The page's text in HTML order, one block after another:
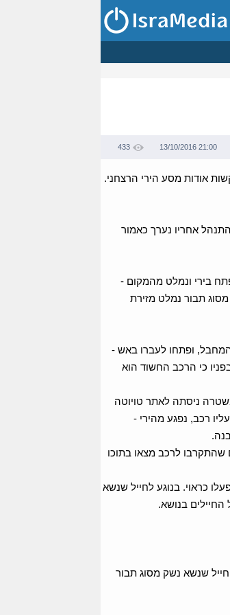
13/10/2016 21:00
433
אודות מסע הירי הרצחני.
אחריו נערך כאמור
בירי ונמלט מהמקום -
תבור נמלט מזירת
ופתחו לעברו באש -
כי הרכב החשוד הוא
ניסתה לאתר טויוטה
רכב, נפגע מהירי -
של המחבל וירו לעברו בין 25 ל-30 כדורים. השוטרים שהתקרבו לרכב מצאו בתוכו
כראוי. בנוגע לחייל שנשא
בנושא.
שנשא נשק מסוג תבור